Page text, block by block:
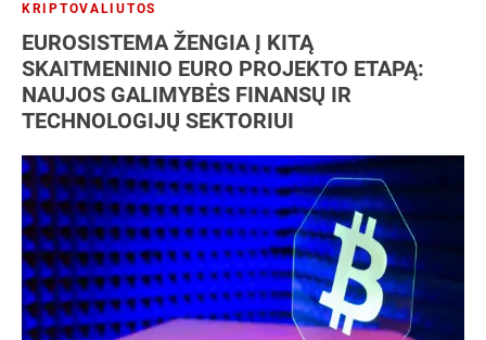
KRIPTOVALIUTOS
EUROSISTEMA ŽENGIA Į KITĄ
SKAITMENINIO EURO PROJEKTO ETAPĄ:
NAUJOS GALIMYBĖS FINANSŲ IR
TECHNOLOGIJŲ SEKTORIUI